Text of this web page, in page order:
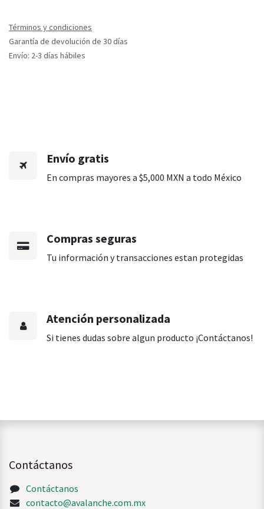
Términos y condiciones
Garantía de devolución de 30 días
Envío: 2-3 días hábiles
Envío gratis
En compras mayores a $5,000 MXN a todo México
Compras seguras
Tu información y transacciones estan protegidas
Atención personalizada
Si tienes dudas sobre algun producto ¡Contáctanos!
Contáctanos
Contáctanos
contacto@avalanche.com.mx